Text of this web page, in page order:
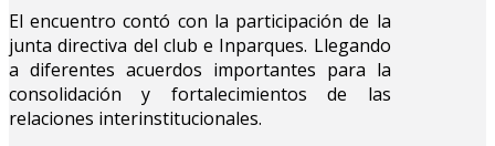
El encuentro contó con la participación de la
junta directiva del club e Inparques. Llegando
a diferentes acuerdos importantes para la
consolidación y fortalecimientos de las
relaciones interinstitucionales.